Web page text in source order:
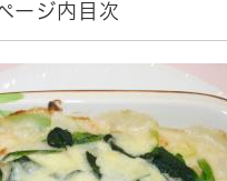
通 まちづくり
国際交流
ージ内目次